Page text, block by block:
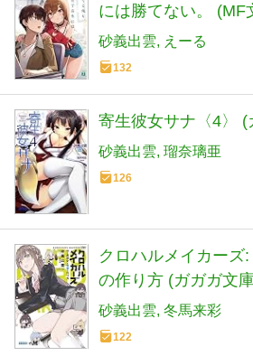
には勝てない。 (MF
砂義出雲 えーる
132
寄生彼女サナ〈4〉 (
砂義出雲 瑠奈璃亜
126
クロハルメイカーズ
の作り方 (ガガガ文
砂義出雲 冬馬来彩
122